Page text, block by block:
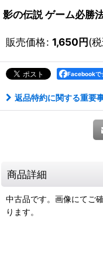
影の伝説 ゲーム必勝
販売価格: 1,650円(
Facebookで
返品特約に関する重要
商品詳細
中古品です。画像にてご
ります。